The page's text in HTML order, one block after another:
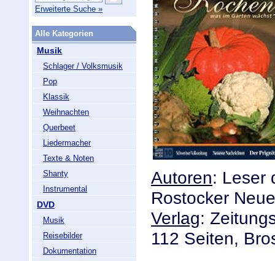
Erweiterte Suche »
Alle Kategorien
Musik
Schlager / Volksmusik
Pop
Klassik
Weihnachten
Querbeet
Liedermacher
Texte & Noten
Shanty
Instrumental
DVD
Musik
Reisebilder
Dokumentation
Autoren: Leser
Rostocker
Verlag:
112 Seiten,